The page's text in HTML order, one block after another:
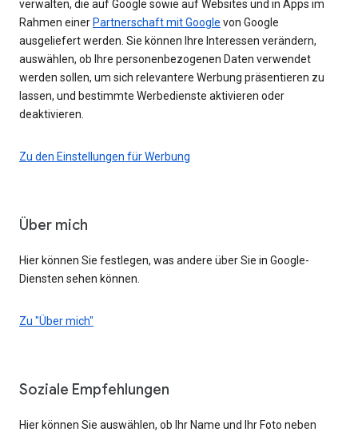
verwalten, die auf Google sowie auf Websites und in Apps im
Rahmen einer Partnerschaft mit Google von Google
ausgeliefert werden. Sie können Ihre Interessen verändern,
auswählen, ob Ihre personenbezogenen Daten verwendet
werden sollen, um sich relevantere Werbung präsentieren zu
lassen, und bestimmte Werbedienste aktivieren oder
deaktivieren.
Zu den Einstellungen für Werbung
Über mich
Hier können Sie festlegen, was andere über Sie in Google-
Diensten sehen können.
Zu "Über mich"
Soziale Empfehlungen
Hier können Sie auswählen, ob Ihr Name und Ihr Foto neben